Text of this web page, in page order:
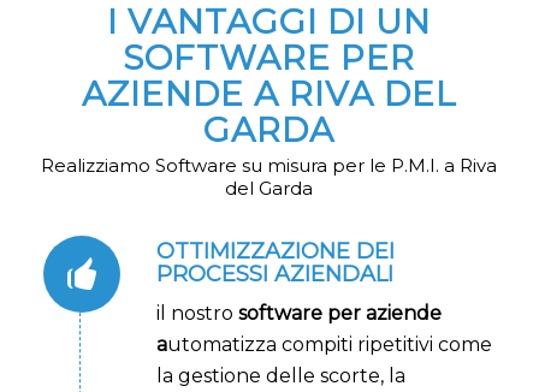
I VANTAGGI DI UN
SOFTWARE PER
AZIENDE A RIVA DEL
GARDA
Realizziamo Software su misura per le P.M.I. a Riva
del Garda
OTTIMIZZAZIONE DEI
PROCESSI AZIENDALI
il nostro software per aziende
automatizza compiti ripetitivi come
la gestione delle scorte, la